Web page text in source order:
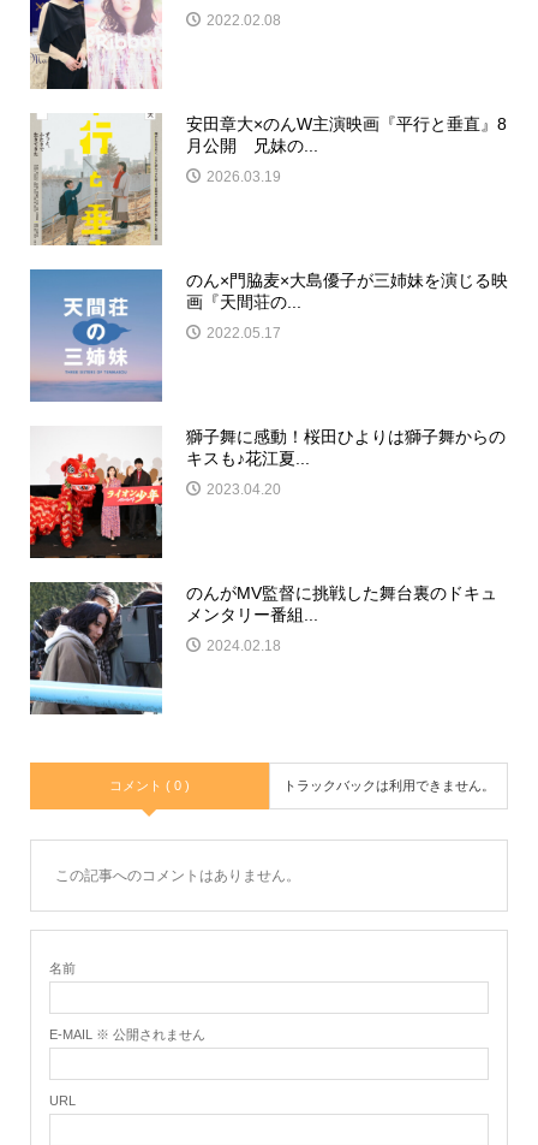
2022.02.08
安田章大×のんW主演映画『平行と垂直』8
月公開 兄妹の...
2026.03.19
のん×門脇麦×大島優子が三姉妹を演じる映
画『天間荘の...
2022.05.17
獅子舞に感動！桜田ひよりは獅子舞からの
キスも♪花江夏...
2023.04.20
のんがMV監督に挑戦した舞台裏のドキュ
メンタリー番組...
2024.02.18
コメント ( 0 ) トラックバックは利用できません。
この記事へのコメントはありません。
名前
E-MAIL ※ 公開されません
URL